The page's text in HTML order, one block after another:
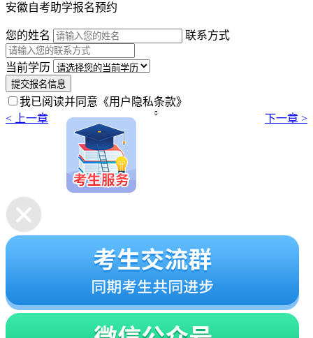
安徽自考助学报名预约
您的姓名 联系方式
当前学历
提交报名信息
我已阅读并同意 《用户隐私条款》
< 上一章
 下一章 >